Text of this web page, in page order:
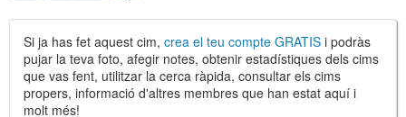
Si ja has fet aquest cim, crea el teu compte GRATIS i podràs
pujar la teva foto, afegir notes, obtenir estadístiques dels cims
que vas fent, utilitzar la cerca ràpida, consultar els cims
propers, informació d'altres membres que han estat aquí i
molt més!